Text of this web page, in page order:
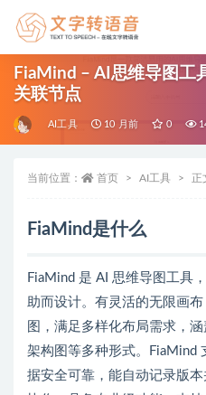
FiaMind – AI思维导图工
关联节点
AI工具 10 月前 0
当前位置： 首页 AI工具 正
FiaMind是什么
FiaMind 是 AI 思维导图工具
助而设计。有灵活的无限画
图，满足多样化布局需求，
架构图等多种形式。FiaMind
据安全可靠，能自动记录版